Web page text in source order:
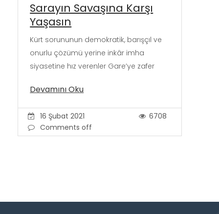
Sarayın Savaşına Karşı
Yaşasın
Kürt sorununun demokratik, barışçıl ve
onurlu çözümü yerine inkâr imha
siyasetine hız verenler Gare’ye zafer
Devamını Oku
16 Şubat 2021
6708
Comments off